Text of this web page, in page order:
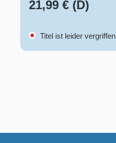
21,99 € (D)
Titel ist leider vergriffen